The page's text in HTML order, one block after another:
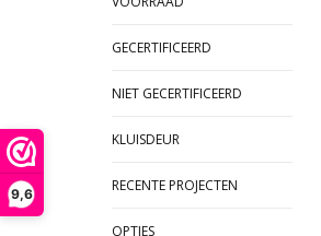
9,6
GECERTIFICEERD
NIET GECERTIFICEERD
KLUISDEUR
RECENTE PROJECTEN
OPTIES